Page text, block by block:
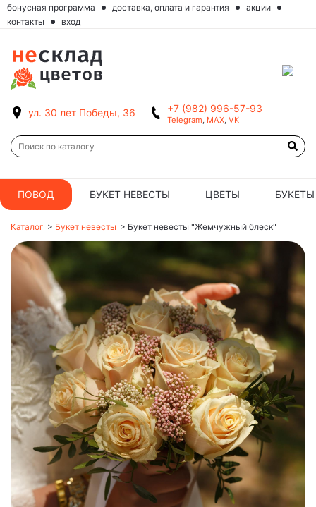
бонусная программа доставка, оплата и гарантия
акции
контакты
вход
ул. 30 лет Победы, 36 +7 (982) 996-57-93
Telegram, MAX, VK
ПОВОД БУКЕТ НЕВЕСТЫ ЦВЕТЫ БУКЕТЫ
Каталог > Букет невесты > Букет невесты "Жемчужный блеск"